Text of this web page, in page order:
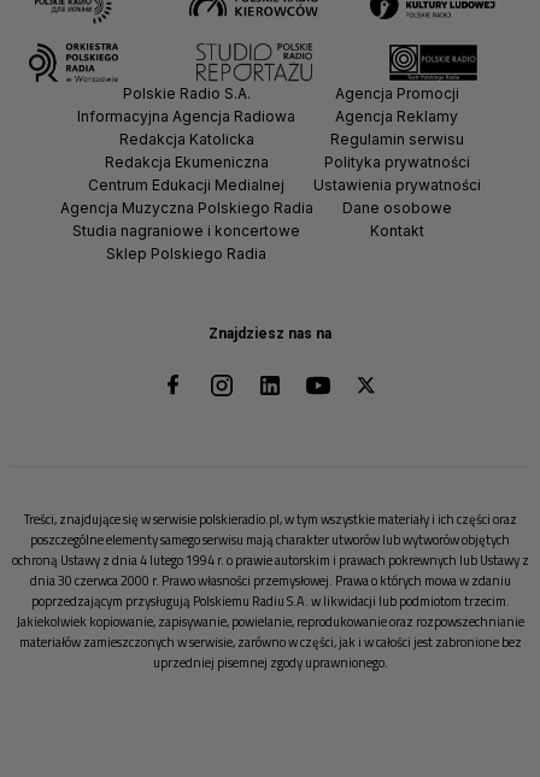
Znajdziesz nas na
Polskie Radio S.A.
Informacyjna Agencja Radiowa
Redakcja Katolicka
Redakcja Ekumeniczna
Centrum Edukacji Medialnej
Agencja Muzyczna Polskiego Radia
Studia nagraniowe i koncertowe
Sklep Polskiego Radia
Agencja Promocji
Agencja Reklamy
Regulamin serwisu
Polityka prywatności
Ustawienia prywatności
Dane osobowe
Kontakt
Treści, znajdujące się w serwisie polskieradio.pl, w tym wszystkie materiały i ich części oraz
poszczególne elementy samego serwisu mają charakter utworów lub wytworów objętych
ochroną Ustawy z dnia 4 lutego 1994 r. o prawie autorskim i prawach pokrewnych lub Ustawy z
dnia 30 czerwca 2000 r. Prawo własności przemysłowej. Prawa o których mowa w zdaniu
poprzedzającym przysługują Polskiemu Radiu S.A. w likwidacji lub podmiotom trzecim.
Jakiekolwiek kopiowanie, zapisywanie, powielanie, reprodukowanie oraz rozpowszechnianie
materiałów zamieszczonych w serwisie, zarówno w części, jak i w całości jest zabronione bez
uprzedniej pisemnej zgody uprawnionego.